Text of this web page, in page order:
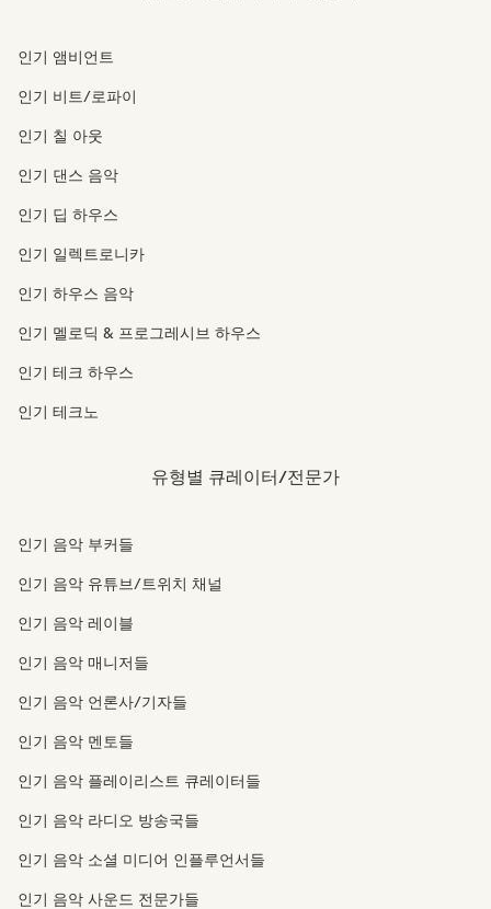
인기 앰비언트
인기 비트/로파이
인기 칠 아웃
인기 댄스 음악
인기 딥 하우스
인기 일렉트로니카
인기 하우스 음악
인기 멜로딕 & 프로그레시브 하우스
인기 테크 하우스
인기 테크노
유형별 큐레이터/전문가
인기 음악 부커들
인기 음악 유튜브/트위치 채널
인기 음악 레이블
인기 음악 매니저들
인기 음악 언론사/기자들
인기 음악 멘토들
인기 음악 플레이리스트 큐레이터들
인기 음악 라디오 방송국들
인기 음악 소셜 미디어 인플루언서들
인기 음악 사운드 전문가들